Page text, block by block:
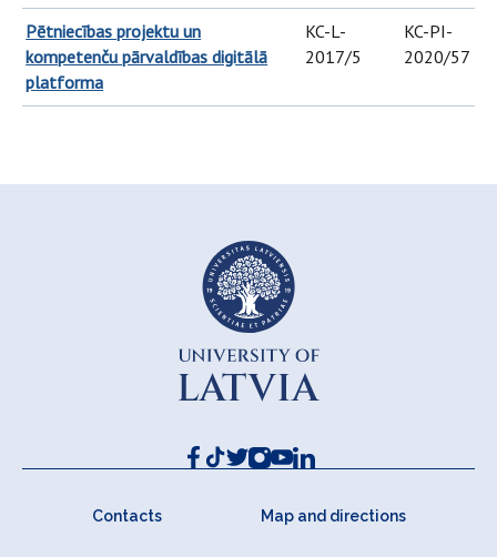
Pētniecības projektu un
kompetenču pārvaldības digitālā
platforma
KC-L-
2017/5
KC-PI-
2020/57
Contacts Map and directions